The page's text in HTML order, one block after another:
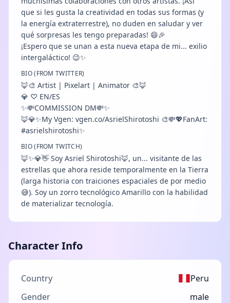
que si les gusta la creatividad en todas sus formas (y
la energía extraterrestre), no duden en saludar y ver
qué sorpresas les tengo preparadas! 😄🎉
¡Espero que se unan a esta nueva etapa de mi... exilio
intergaláctico! 😉✨
BIO (FROM TWITTER)
🦊🎨 Artist | Pixelart | Animator 🎨🦊
💎 ♡ EN/ES
✨💸COMMISSION DM💸✨
🦊💎✨My Vgen: vgen.co/AsrielShirotoshi 🎨💸💖FanArt:
#asrielshirotoshi✨
BIO (FROM TWITCH)
🦊✨💎👋 Soy Asriel Shirotoshi🦊, un... visitante de las
estrellas que ahora reside temporalmente en la Tierra
(larga historia con traiciones espaciales de por medio
😅). Soy un zorro tecnológico Amarillo con la habilidad
de materializar tecnología.
Character Info
Country
Peru
Gender
male